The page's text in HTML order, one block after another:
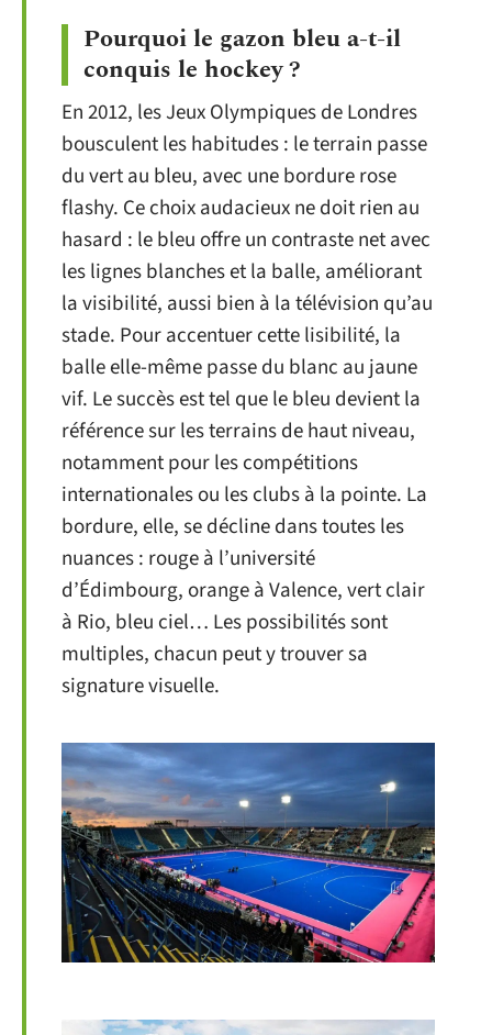
Pourquoi le gazon bleu a-t-il
conquis le hockey ?
En 2012, les Jeux Olympiques de Londres
bousculent les habitudes : le terrain passe
du vert au bleu, avec une bordure rose
flashy. Ce choix audacieux ne doit rien au
hasard : le bleu offre un contraste net avec
les lignes blanches et la balle, améliorant
la visibilité, aussi bien à la télévision qu’au
stade. Pour accentuer cette lisibilité, la
balle elle-même passe du blanc au jaune
vif. Le succès est tel que le bleu devient la
référence sur les terrains de haut niveau,
notamment pour les compétitions
internationales ou les clubs à la pointe. La
bordure, elle, se décline dans toutes les
nuances : rouge à l’université
d’Édimbourg, orange à Valence, vert clair
à Rio, bleu ciel… Les possibilités sont
multiples, chacun peut y trouver sa
signature visuelle.